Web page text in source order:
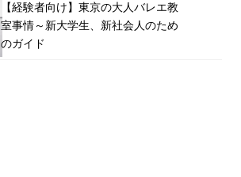
【経験者向け】東京の大人バレエ教
室事情～新大学生、新社会人のため
のガイド